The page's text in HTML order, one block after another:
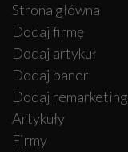
Strona główna
Dodaj firmę
Dodaj artykuł
Dodaj baner
Dodaj remarketing
Artykuły
Firmy